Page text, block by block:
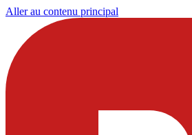
Aller au contenu principal